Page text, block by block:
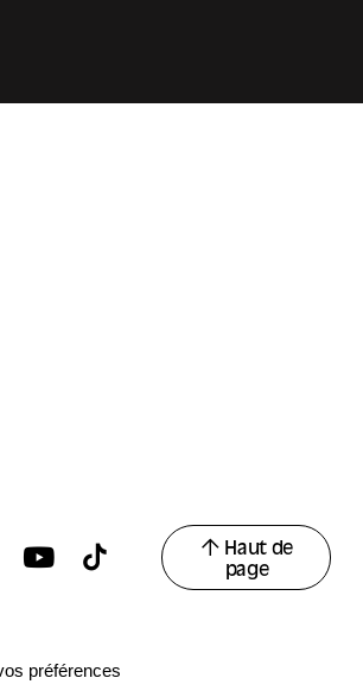
Haut de
page
préférences